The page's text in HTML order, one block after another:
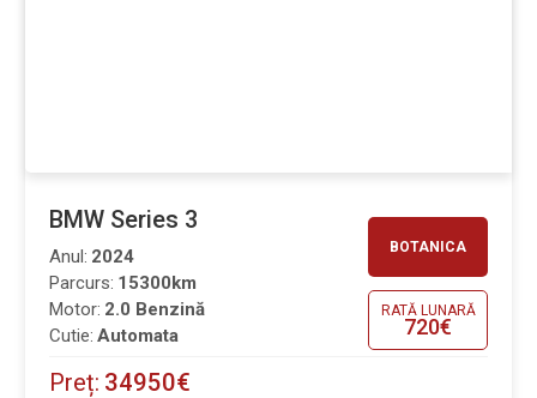
BOTANICA
RATĂ LUNARĂ
720€
BMW Series 3
Parcurs: 15300km
Anul: 2024
Motor: 2.0 Benzină
Cutie: Automata
Preț: 34950€